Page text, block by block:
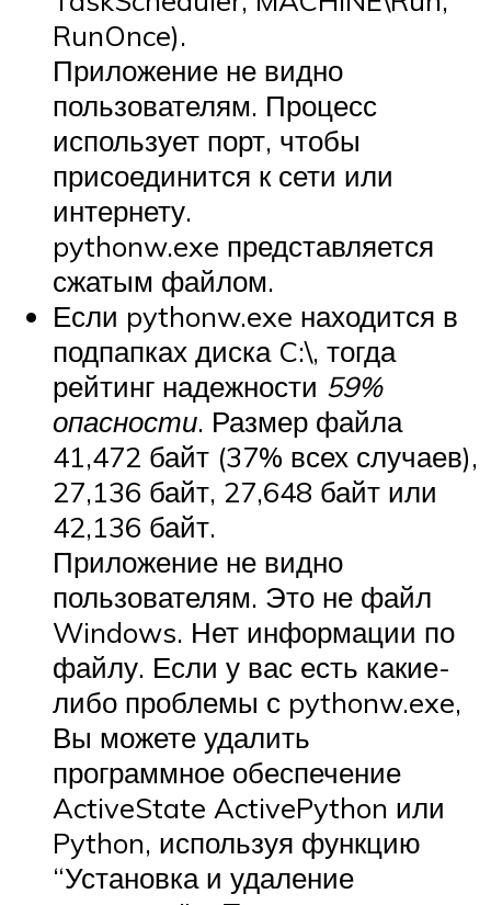
RunOnce).
Приложение не видно
пользователям. Процесс
использует порт, чтобы
присоединится к сети или
интернету.
pythonw.exe представляется
сжатым файлом.
Если pythonw.exe находится в
подпапках диска C:\, тогда
рейтинг надежности 59%
опасности. Размер файла
41,472 байт (37% всех случаев),
27,136 байт, 27,648 байт или
42,136 байт.
Приложение не видно
пользователям. Это не файл
Windows. Нет информации по
файлу. Если у вас есть какие-
либо проблемы с pythonw.exe,
Вы можете удалить
программное обеспечение
ActiveState ActivePython или
Python, используя функцию
“Установка и удаление